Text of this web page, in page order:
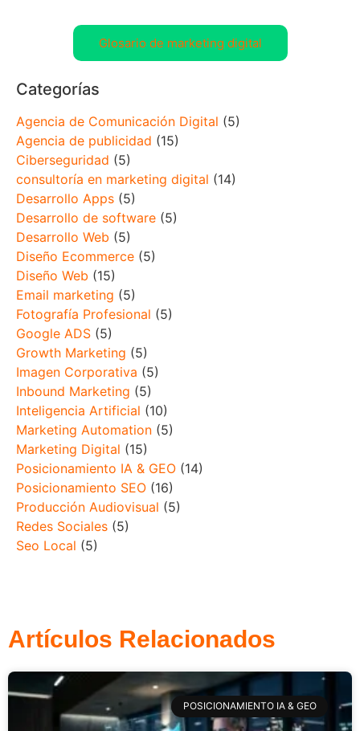
Glosario de marketing digital
Categorías
Agencia de Comunicación Digital (5)
Agencia de publicidad (15)
Ciberseguridad (5)
consultoría en marketing digital (14)
Desarrollo Apps (5)
Desarrollo de software (5)
Desarrollo Web (5)
Diseño Ecommerce (5)
Diseño Web (15)
Email marketing (5)
Fotografía Profesional (5)
Google ADS (5)
Growth Marketing (5)
Imagen Corporativa (5)
Inbound Marketing (5)
Inteligencia Artificial (10)
Marketing Automation (5)
Marketing Digital (15)
Posicionamiento IA & GEO (14)
Posicionamiento SEO (16)
Producción Audiovisual (5)
Redes Sociales (5)
Seo Local (5)
Artículos Relacionados
POSICIONAMIENTO IA & GEO